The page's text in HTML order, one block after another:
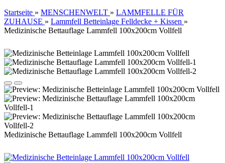
Startseite » MENSCHENWELT » LAMMFELLE FÜR
ZUHAUSE » Lammfell Betteinlage Felldecke + Kissen »
Medizinische Bettauflage Lammfell 100x200cm Vollfell
Medizinische Bettauflage Lammfell 100x200cm Vollfell